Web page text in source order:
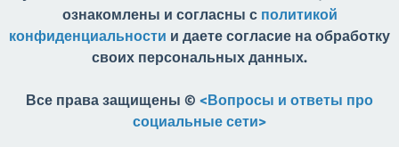
ознакомлены и согласны с политикой
конфиденциальности и даете согласие на обработку
своих персональных данных.
Все права защищены © <Вопросы и ответы про
социальные сети>